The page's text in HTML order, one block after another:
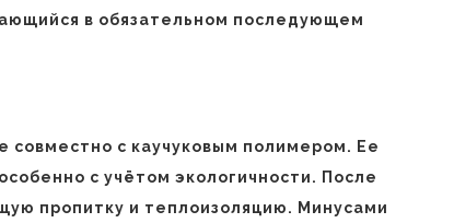
в обязательном последующем
совместно с каучуковым полимером. Ее
с учётом экологичности. После
пропитку и теплоизоляцию. Минусами